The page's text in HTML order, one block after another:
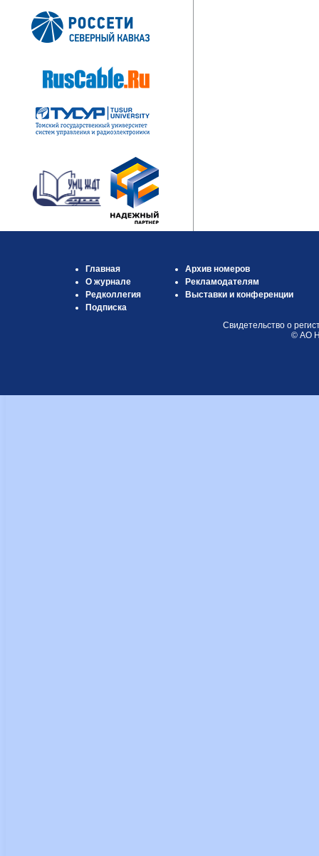
Главная
О журнале
Редколлегия
Подписка
Архив номеров
Рекламодателям
Выставки и конференции
Свидетельство о
© АО